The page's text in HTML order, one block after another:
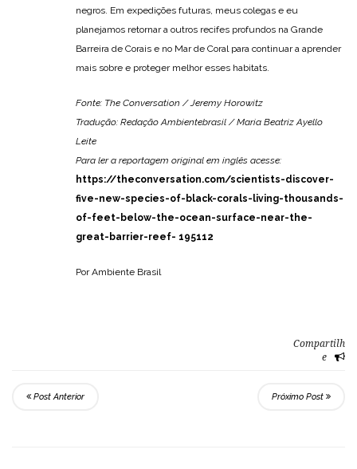
negros. Em expedições futuras, meus colegas e eu
planejamos retornar a outros recifes profundos na Grande
Barreira de Corais e no Mar de Coral para continuar a aprender
mais sobre e proteger melhor esses habitats.
Fonte: The Conversation / Jeremy Horowitz
Tradução: Redação Ambientebrasil / Maria Beatriz Ayello
Leite
Para ler a reportagem original em inglês acesse:
https://theconversation.com/scientists-discover-
five-new-species-of-black-corals-living-thousands-
of-feet-below-the-ocean-surface-near-the-
great-barrier-reef- 195112
Por Ambiente Brasil
Compartilh
e
Post Anterior Próximo Post